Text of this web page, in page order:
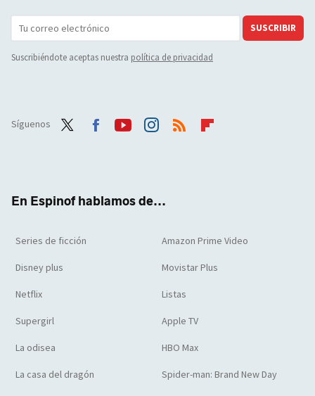
SUSCRIBIR
Suscribiéndote aceptas nuestra política de privacidad
Síguenos
En Espinof hablamos de...
Series de ficción Amazon Prime Video
Disney plus Movistar Plus
Netflix Listas
Supergirl Apple TV
La odisea HBO Max
La casa del dragón Spider-man: Brand New Day